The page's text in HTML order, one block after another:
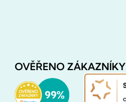
OVĚŘENO ZÁKAZNÍKY